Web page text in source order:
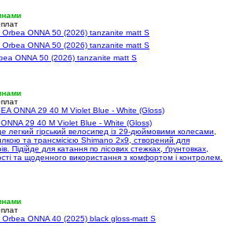
ONNA 50 (2026) tanzanite matt S
29 40 M Violet Blue - White (Gloss)
гірський велосипед із 29-дюймовими колесами,
та трансмісією Shimano 2x9, створений для
Підійде для катання по лісових стежках, ґрунтовках,
та щоденного використання з комфортом і контролем.